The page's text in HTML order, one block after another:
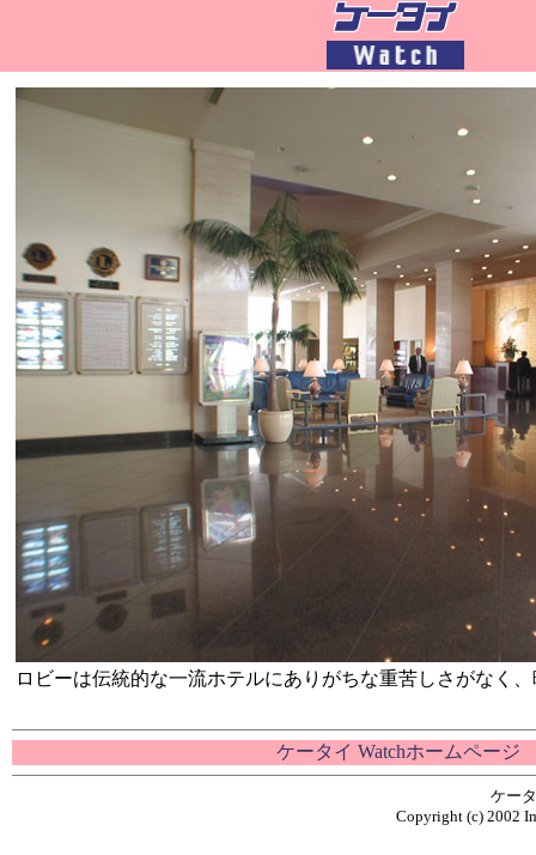
ロビーは伝統的な一流ホテルにありがちな重苦しさがなく
ケータイ Watchホームページ
ケー
Copyright (c) 2002